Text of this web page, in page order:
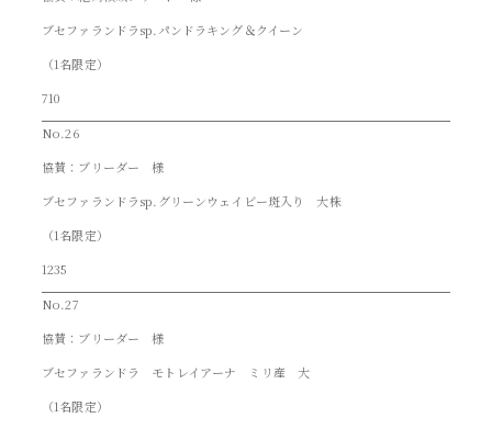
ブセファランドラsp.パンドラキング＆クイーン
（1名限定）
710
No.26
協賛：ブリーダー 様
ブセファランドラsp.グリーンウェイビー斑入り 大株
（1名限定）
1235
No.27
協賛：ブリーダー 様
ブセファランドラ モトレイアーナ ミリ産 大
（1名限定）